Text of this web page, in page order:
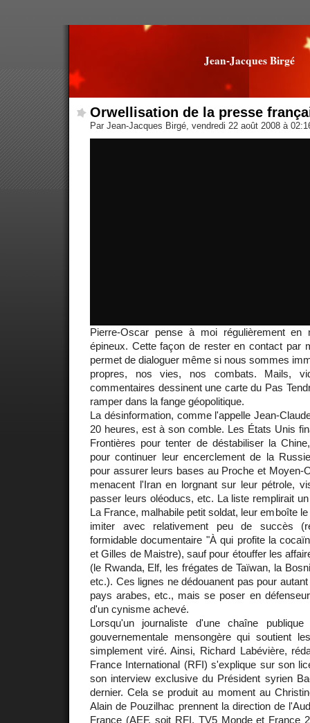
Jean-Jacques Birgé
Orwellisation de la presse
Par Jean-Jacques Birgé, vendredi 22 août 2008 à
Pierre-Oscar pense à moi régulièrement en
épineux. Cette façon de rester en contact par
permet de dialoguer même si nous sommes
propres, nos vies, nos combats. Mails,
commentaires dessinent une carte du Pas
ramper dans la fange géopolitique.
La désinformation, comme l'appelle Jean-
20 heures, est à son comble. Les États Unis
Frontières pour tenter de déstabiliser la
pour continuer leur encerclement de la
pour assurer leurs bases au Proche et Moyen-
menacent l'Iran en lorgnant sur leur pétrole,
passer leurs oléoducs, etc. La liste remplirait
La France, malhabile petit soldat, leur emboîte
imiter avec relativement peu de succès
formidable documentaire "À qui profite la
et Gilles de Maistre), sauf pour étouffer les
(le Rwanda, Elf, les frégates de Taïwan, la
etc.). Ces lignes ne dédouanent pas pour
pays arabes, etc., mais se poser en
d'un cynisme achevé.
Lorsqu'un journaliste d'une chaîne
gouvernementale mensongère qui soutient
simplement viré. Ainsi, Richard Labévière,
France International (RFI) s'explique sur son
son interview exclusive du Président syrien
dernier. Cela se produit au moment au
Alain de Pouzilhac prennent la direction de
France (AEF, soit RFI, TV5 Monde et France